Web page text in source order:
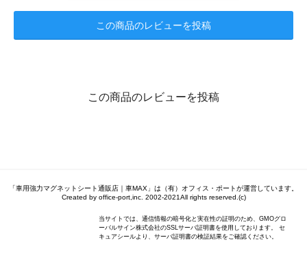
この商品のレビューを投稿
この商品のレビューを投稿
「車用強力マグネットシート通販店｜車MAX」は（有）オフィス・ポートが運営しています。
Created by office-port,inc. 2002-2021All rights reserved.(c)
当サイトでは、通信情報の暗号化と実在性の証明のため、GMOグロ
ーバルサイン株式会社のSSLサーバ証明書を使用しております。 セ
キュアシールより、サーバ証明書の検証結果をご確認ください。